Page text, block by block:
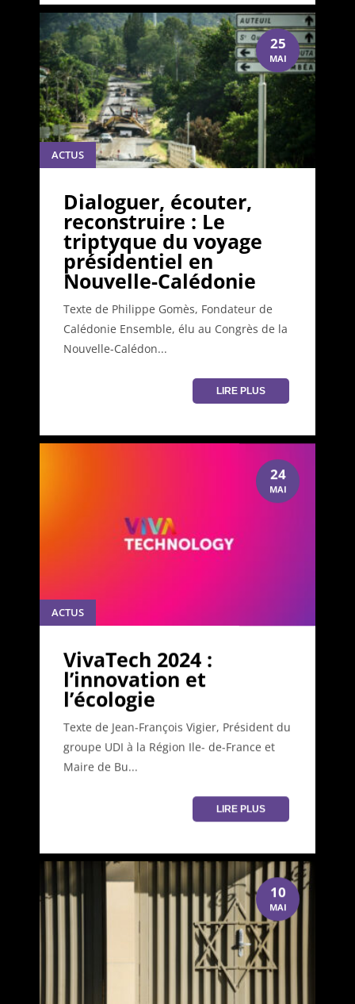
25
MAI
ACTUS
Dialoguer, écouter,
reconstruire : Le
triptyque du voyage
présidentiel en
Nouvelle-Calédonie
Texte de Philippe Gomès, Fondateur de
Calédonie Ensemble, élu au Congrès de la
Nouvelle-Calédon...
LIRE PLUS
24
MAI
ACTUS
VivaTech 2024 :
l’innovation et
l’écologie
Texte de Jean-François Vigier, Président du
groupe UDI à la Région Ile- de-France et
Maire de Bu...
LIRE PLUS
10
MAI